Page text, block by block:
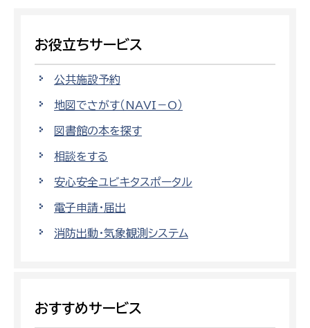
お役立ちサービス
公共施設予約
地図でさがす（NAVI－O）
図書館の本を探す
相談をする
安心安全ユビキタスポータル
電子申請・届出
消防出動・気象観測システム
おすすめサービス